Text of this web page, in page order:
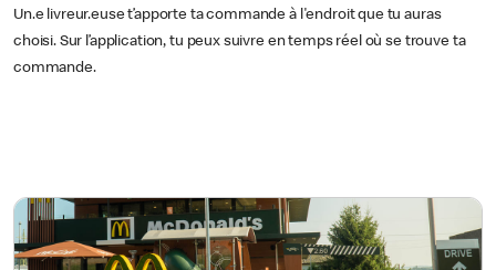
Un.e livreur.euse t’apporte ta commande à l'endroit que tu auras
choisi. Sur l’application, tu peux suivre en temps réel où se trouve ta
commande.